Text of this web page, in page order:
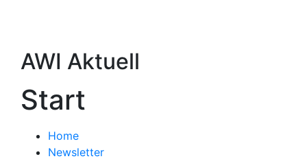
AWI Aktuell
Start
Home
Newsletter